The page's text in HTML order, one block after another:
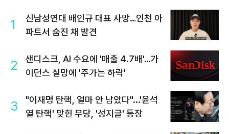
1
신남성연대 배인규 대표 사망…인천 아
파트서 숨진 채 발견
2
샌디스크, AI 수요에 '매출 4.7배'…가
이던스 실망에 '주가는 하락'
3
"이재명 탄핵, 얼마 안 남았다"...'윤석
열 탄핵' 맞힌 무당, '성지글' 등장